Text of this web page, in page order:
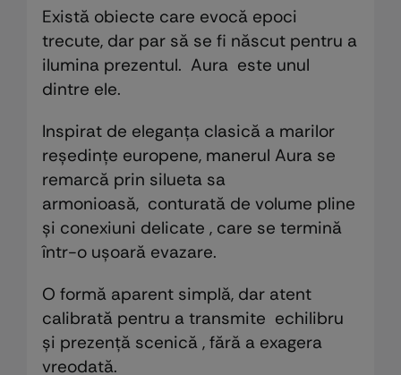
Există obiecte care evocă epoci
trecute, dar par să se fi născut pentru a
ilumina prezentul. Aura este unul
dintre ele.
Inspirat de eleganța clasică a marilor
reședințe europene, manerul Aura se
remarcă prin silueta sa
armonioasă, conturată de volume pline
și conexiuni delicate , care se termină
într-o ușoară evazare.
O formă aparent simplă, dar atent
calibrată pentru a transmite echilibru
și prezență scenică , fără a exagera
vreodată.